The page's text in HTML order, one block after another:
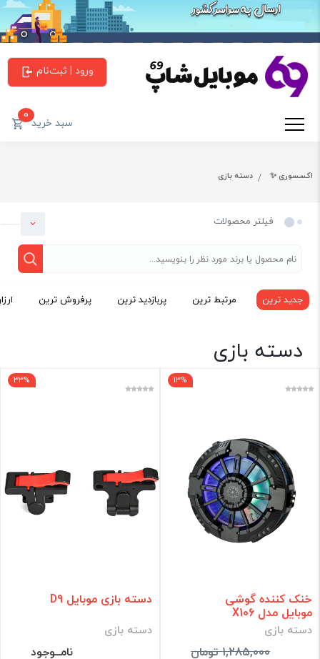
ورود | ثبت‌نام
سبد خرید0
اکسسوری ✨ دسته بازی
فیلتر محصولات
دسته بندی
اکسسوری ✨
فیلتر براساس قیمت :
قیمت: تومان
فیلتر
جدید ترین مرتبط ترین پربازدید ترین پرفروش ترین
دسته بازی
13%
خنک کننده گوشی
موبایل مدل X106
دسته بازی
1,285,000 تومان
33%
دسته بازی موبایل D9
دسته بازی
نامــوجود